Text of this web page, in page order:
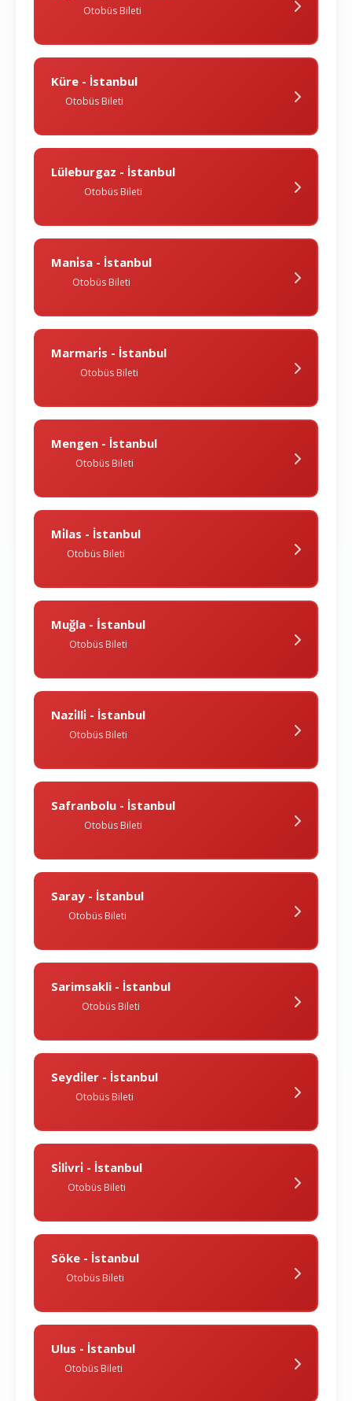
Otobüs Bileti
Küre - İstanbul
Otobüs Bileti
Lüleburgaz - İstanbul
Otobüs Bileti
Mani̇sa - İstanbul
Otobüs Bileti
Marmari̇s - İstanbul
Otobüs Bileti
Mengen - İstanbul
Otobüs Bileti
Mi̇las - İstanbul
Otobüs Bileti
Muğla - İstanbul
Otobüs Bileti
Nazi̇lli̇ - İstanbul
Otobüs Bileti
Safranbolu - İstanbul
Otobüs Bileti
Saray - İstanbul
Otobüs Bileti
Sarimsakli - İstanbul
Otobüs Bileti
Seydi̇ler - İstanbul
Otobüs Bileti
Si̇li̇vri̇ - İstanbul
Otobüs Bileti
Söke - İstanbul
Otobüs Bileti
Ulus - İstanbul
Otobüs Bileti